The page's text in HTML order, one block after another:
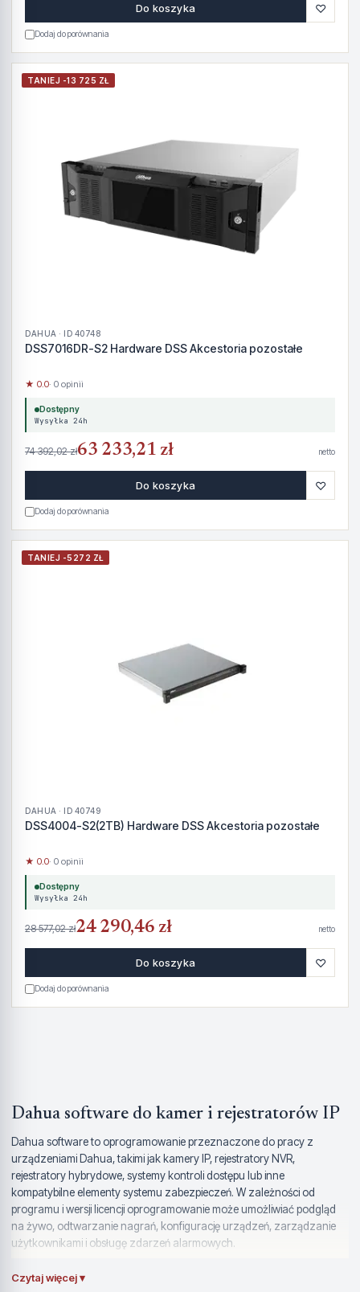
Do koszyka ♡
Dodaj do porównania
TANIEJ -13 725 ZŁ
DAHUA · ID 40748
DSS7016DR-S2 Hardware DSS Akcestoria pozostałe
★ 0.0· 0 opinii
Dostępny
Wysyłka 24h
74 392,02 zł63 233,21 zł netto
Do koszyka ♡
Dodaj do porównania
TANIEJ -5272 ZŁ
DAHUA · ID 40749
DSS4004-S2(2TB) Hardware DSS Akcestoria pozostałe
★ 0.0· 0 opinii
Dostępny
Wysyłka 24h
28 577,02 zł24 290,46 zł netto
Do koszyka ♡
Dodaj do porównania
Dahua software do kamer i rejestratorów IP
Dahua software to oprogramowanie przeznaczone do pracy z
urządzeniami Dahua, takimi jak kamery IP, rejestratory NVR,
rejestratory hybrydowe, systemy kontroli dostępu lub inne
kompatybilne elementy systemu zabezpieczeń. W zależności od
programu i wersji licencji oprogramowanie może umożliwiać podgląd
na żywo, odtwarzanie nagrań, konfigurację urządzeń, zarządzanie
użytkownikami i obsługę zdarzeń alarmowych.
biurach, magazynach, na parkingach oraz w instalacjach
Czytaj więcej ▾